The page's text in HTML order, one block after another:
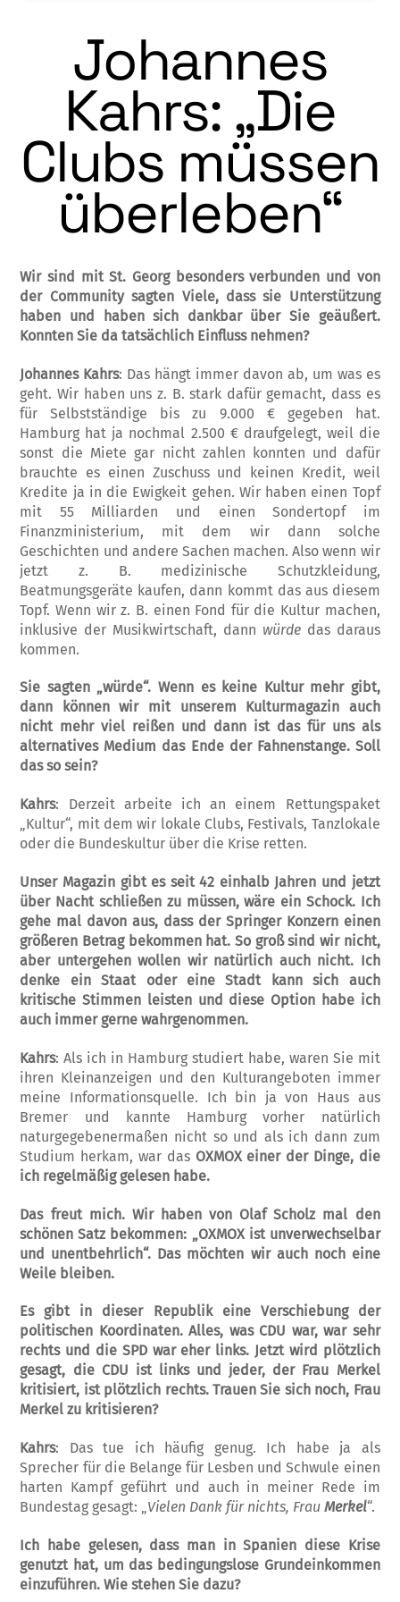
Johannes
Kahrs: „Die
Clubs müssen
überleben“
Wir sind mit St. Georg besonders verbunden und von
der Community sagten Viele, dass sie Unterstützung
haben und haben sich dankbar über Sie geäußert.
Konnten Sie da tatsächlich Einfluss nehmen?
Johannes Kahrs: Das hängt immer davon ab, um was es
geht. Wir haben uns z. B. stark dafür gemacht, dass es
für Selbstständige bis zu 9.000 € gegeben hat.
Hamburg hat ja nochmal 2.500 € draufgelegt, weil die
sonst die Miete gar nicht zahlen konnten und dafür
brauchte es einen Zuschuss und keinen Kredit, weil
Kredite ja in die Ewigkeit gehen. Wir haben einen Topf
mit 55 Milliarden und einen Sondertopf im
Finanzministerium, mit dem wir dann solche
Geschichten und andere Sachen machen. Also wenn wir
jetzt z. B. medizinische Schutzkleidung,
Beatmungsgeräte kaufen, dann kommt das aus diesem
Topf. Wenn wir z. B. einen Fond für die Kultur machen,
inklusive der Musikwirtschaft, dann würdedas daraus
kommen.
Sie sagten „würde“. Wenn es keine Kultur mehr gibt,
dann können wir mit unserem Kulturmagazin auch
nicht mehr viel reißen und dann ist das für uns als
alternatives Medium das Ende der Fahnenstange. Soll
das so sein?
Kahrs: Derzeit arbeite ich an einem Rettungspaket
„Kultur“, mit dem wir lokale Clubs, Festivals, Tanzlokale
oder die Bundeskultur über die Krise retten.
Unser Magazin gibt es seit 42 einhalb Jahren und jetzt
über Nacht schließen zu müssen, wäre ein Schock. Ich
gehe mal davon aus, dass der Springer Konzern einen
größeren Betrag bekommen hat. So groß sind wir nicht,
aber untergehen wollen wir natürlich auch nicht. Ich
denke ein Staat oder eine Stadt kann sich auch
kritische Stimmen leisten und diese Option habe ich
auch immer gerne wahrgenommen.
Kahrs: Als ich in Hamburg studiert habe, waren Sie mit
ihren Kleinanzeigen und den Kulturangeboten immer
meine Informationsquelle. Ich bin ja von Haus aus
Bremer und kannte Hamburg vorher natürlich
naturgegebenermaßen nicht so und als ich dann zum
Studium herkam, war das OXMOX einer der Dinge, die
ich regelmäßig gelesen habe.
Das freut mich. Wir haben von Olaf Scholz mal den
schönen Satz bekommen: „OXMOX ist unverwechselbar
und unentbehrlich“. Das möchten wir auch noch eine
Weile bleiben.
Es gibt in dieser Republik eine Verschiebung der
politischen Koordinaten. Alles, was CDU war, war sehr
rechts und die SPD war eher links. Jetzt wird plötzlich
gesagt, die CDU ist links und jeder, der Frau Merkel
kritisiert, ist plötzlich rechts. Trauen Sie sich noch, Frau
Merkel zu kritisieren?
Kahrs: Das tue ich häufig genug. Ich habe ja als
Sprecher für die Belange für Lesben und Schwule einen
harten Kampf geführt und auch in meiner Rede im
Bundestag gesagt: „Vielen Dank für nichts, FrauMerkel“.
Ich habe gelesen, dass man in Spanien diese Krise
genutzt hat, um das bedingungslose Grundeinkommen
einzuführen. Wie stehen Sie dazu?